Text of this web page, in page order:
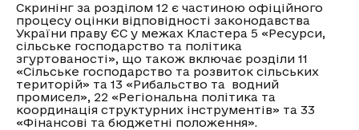
Скринінг за розділом 12 є частиною офіційного
процесу оцінки відповідності законодавства
України праву ЄС у межах Кластера 5 «Ресурси,
сільське господарство та політика
згуртованості», що також включає розділи 11
«Сільське господарство та розвиток сільських
територій» та 13 «Рибальство та водний
промисел», 22 «Регіональна політика та
координація структурних інструментів» та 33
«Фінансові та бюджетні положення».